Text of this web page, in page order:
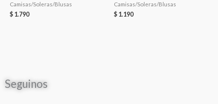
Camisas/Soleras/Blusas
$ 1.790
Camisas/Soleras/Blusas
$ 1.190
Seguinos